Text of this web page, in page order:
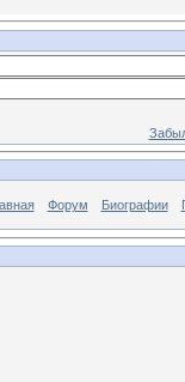
Форум Биографии